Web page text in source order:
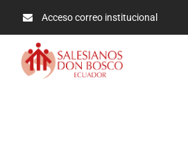
Acceso correo institucional